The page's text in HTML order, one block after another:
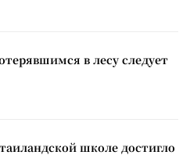
в лесу следует
школе достигло